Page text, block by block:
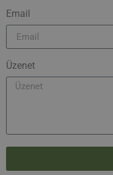
Email
Üzenet